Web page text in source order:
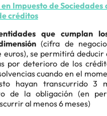
Impuesto de
créditos
que cumplan
(cifra de
euros), se permitirá
por deterioro de los
cuando en el
hayan transcurrido 3
de la obligación (en
al menos 6 meses)